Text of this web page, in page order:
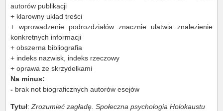
autorów publikacji
+ klarowny układ treści
+ wprowadzenie podrozdziałów znacznie ułatwia znalezienie
konkretnych informacji
+ obszerna bibliografia
+ indeks nazwisk, indeks rzeczowy
+ oprawa ze skrzydełkami
Na minus:
- brak not biograficznych autorów esejów
Tytuł: Zrozumieć zagładę. Społeczna psychologia Holokaustu